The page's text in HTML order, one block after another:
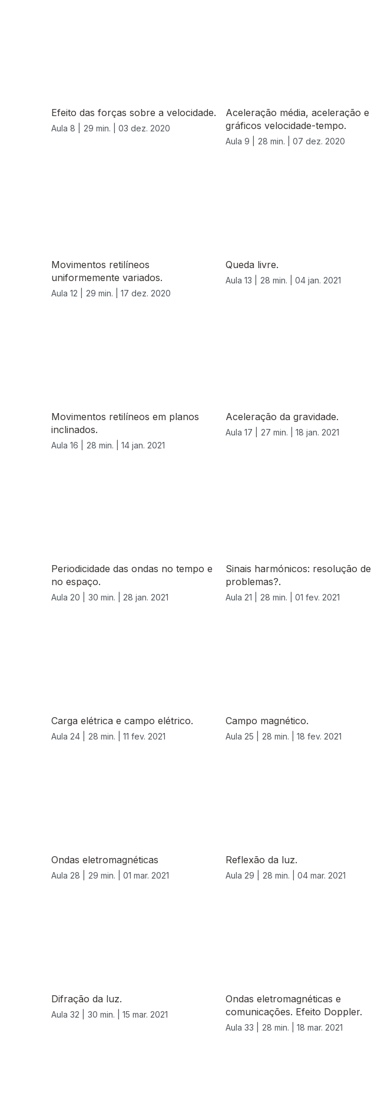
Efeito das forças sobre a velocidade.
Aula 8 | 29 min. | 03 dez. 2020
Aceleração média, aceleração e
gráficos velocidade-tempo.
Aula 9 | 28 min. | 07 dez. 2020
Movimentos retilíneos
uniformemente variados.
Aula 12 | 29 min. | 17 dez. 2020
Queda livre.
Aula 13 | 28 min. | 04 jan. 2021
Movimentos retilíneos em planos
inclinados.
Aula 16 | 28 min. | 14 jan. 2021
Aceleração da gravidade.
Aula 17 | 27 min. | 18 jan. 2021
Periodicidade das ondas no tempo e
no espaço.
Aula 20 | 30 min. | 28 jan. 2021
Sinais harmónicos: resolução de
problemas?.
Aula 21 | 28 min. | 01 fev. 2021
Carga elétrica e campo elétrico.
Aula 24 | 28 min. | 11 fev. 2021
Campo magnético.
Aula 25 | 28 min. | 18 fev. 2021
Ondas eletromagnéticas
Aula 28 | 29 min. | 01 mar. 2021
Reflexão da luz.
Aula 29 | 28 min. | 04 mar. 2021
Difração da luz.
Aula 32 | 30 min. | 15 mar. 2021
Ondas eletromagnéticas e
comunicações. Efeito Doppler.
Aula 33 | 28 min. | 18 mar. 2021